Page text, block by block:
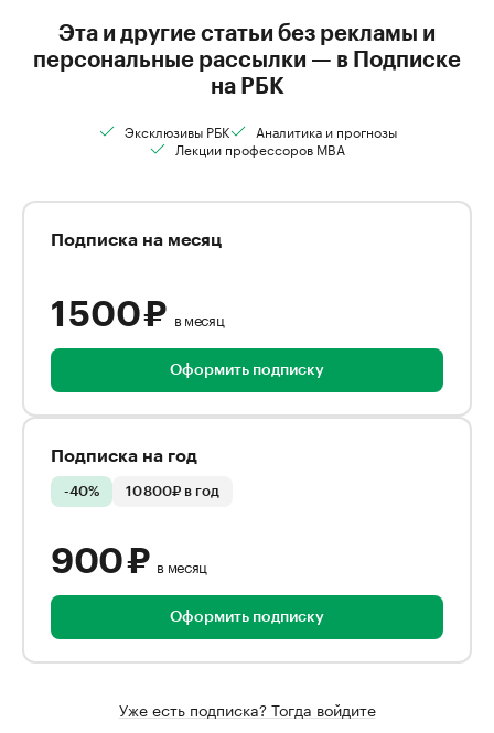
Эта и другие статьи без рекламы и
персональные рассылки — в Подписке
на РБК
Эксклюзивы РБК
Аналитика и прогнозы
Лекции профессоров MBA
Подписка на месяц
1 500 ₽ в месяц
Оформить подписку
Подписка на год
-40% 10 800₽ в год
900 ₽ в месяц
Оформить подписку
Уже есть подписка? Тогда войдите